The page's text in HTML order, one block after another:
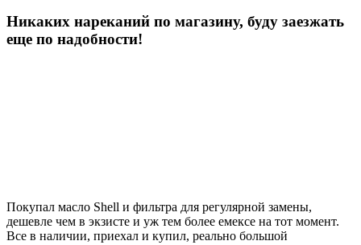
Никаких нареканий по магазину, буду заезжать
еще по надобности!
Покупал масло Shell и фильтра для регулярной замены,
дешевле чем в экзисте и уж тем более емексе на тот момент.
Все в наличии, приехал и купил, реально большой